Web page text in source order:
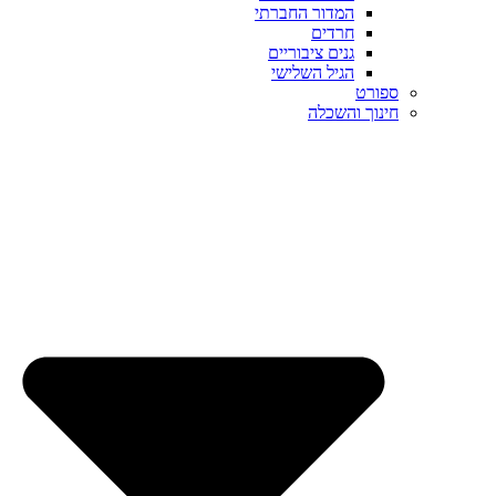
המדור החברתי
חרדים
גנים ציבוריים
הגיל השלישי
ספורט
חינוך והשכלה